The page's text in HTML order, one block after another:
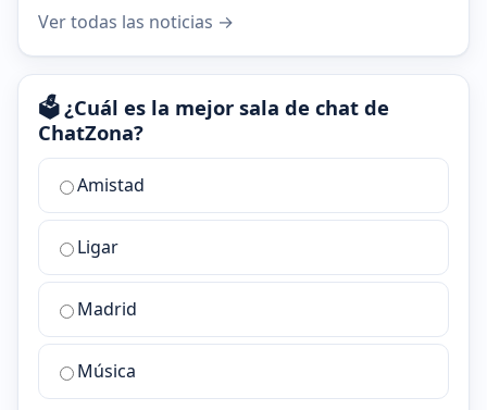
Ver todas las noticias →
🗳️ ¿Cuál es la mejor sala de chat de
ChatZona?
¿Cuál
la
mejor
sala
chat
ChatZona?
Amistad
Ligar
Madrid
Música